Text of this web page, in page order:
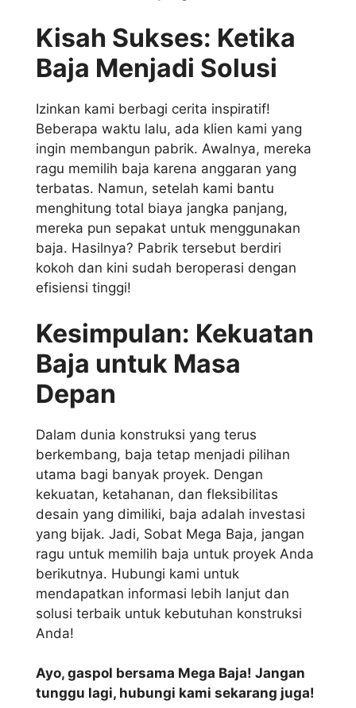
Kisah Sukses: Ketika
Baja Menjadi Solusi
Izinkan kami berbagi cerita inspiratif!
Beberapa waktu lalu, ada klien kami yang
ingin membangun pabrik. Awalnya, mereka
ragu memilih baja karena anggaran yang
terbatas. Namun, setelah kami bantu
menghitung total biaya jangka panjang,
mereka pun sepakat untuk menggunakan
baja. Hasilnya? Pabrik tersebut berdiri
kokoh dan kini sudah beroperasi dengan
efisiensi tinggi!
Kesimpulan: Kekuatan
Baja untuk Masa
Depan
Dalam dunia konstruksi yang terus
berkembang, baja tetap menjadi pilihan
utama bagi banyak proyek. Dengan
kekuatan, ketahanan, dan fleksibilitas
desain yang dimiliki, baja adalah investasi
yang bijak. Jadi, Sobat Mega Baja, jangan
ragu untuk memilih baja untuk proyek Anda
berikutnya. Hubungi kami untuk
mendapatkan informasi lebih lanjut dan
solusi terbaik untuk kebutuhan konstruksi
Anda!
Ayo, gaspol bersama Mega Baja! Jangan
tunggu lagi, hubungi kami sekarang juga!